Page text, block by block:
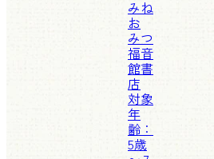
みね
お
みつ
福音
館書
店
対象
年
齢：
5歳